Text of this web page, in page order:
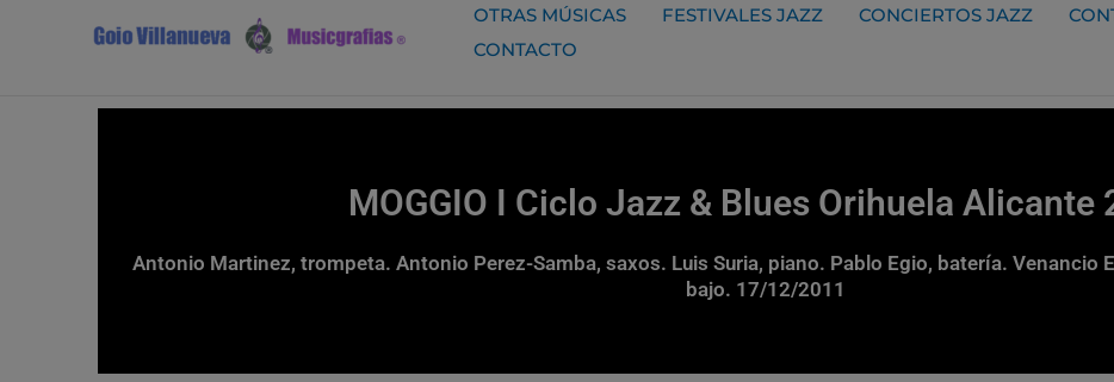
OTRAS MÚSICAS FESTIVALES JAZZ CONCIERTOS JAZZ
CONTACTO
MOGGIO I Ciclo Jazz & Blues Orihuela Alicante
Antonio Martinez, trompeta. Antonio Perez-Samba, saxos. Luis Suria, piano. Pablo Egio, batería. Venancio
bajo. 17/12/2011